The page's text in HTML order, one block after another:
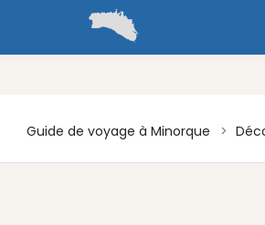
Guide de voyage à Minorque